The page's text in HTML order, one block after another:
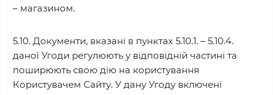
– магазином.
5.10. Документи, вказані в пунктах 5.10.1. – 5.10.4.
даної Угоди регулюють у відповідній частині та
поширюють свою дію на користування
Користувачем Сайту. У дану Угоду включені